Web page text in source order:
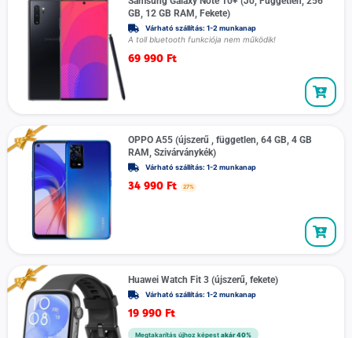
GB, 12 GB RAM, Fekete)
Várható szállítás: 1-2 munkanap
A toll bluetooth funkciója nem működik!
69 990 Ft
OPPO A55 (újszerű , független, 64 GB, 4 GB
RAM, Szivárványkék)
Várható szállítás: 1-2 munkanap
34 990 Ft 27%
Huawei Watch Fit 3 (újszerű, fekete)
Várható szállítás: 1-2 munkanap
19 990 Ft
Megtakarítás újhoz képest akár 40%